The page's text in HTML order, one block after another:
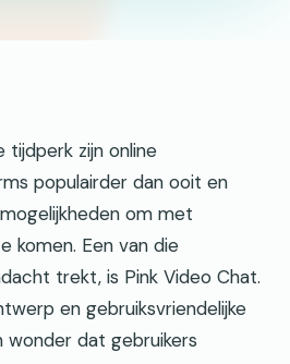
tijdperk zijn online
populairder dan ooit en
om met
komen. Een van die
trekt, is Pink Video Chat.
en gebruiksvriendelijke
dat gebruikers